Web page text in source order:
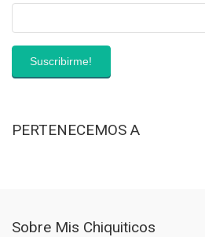
PERTENECEMOS A
Sobre Mis Chiquiticos